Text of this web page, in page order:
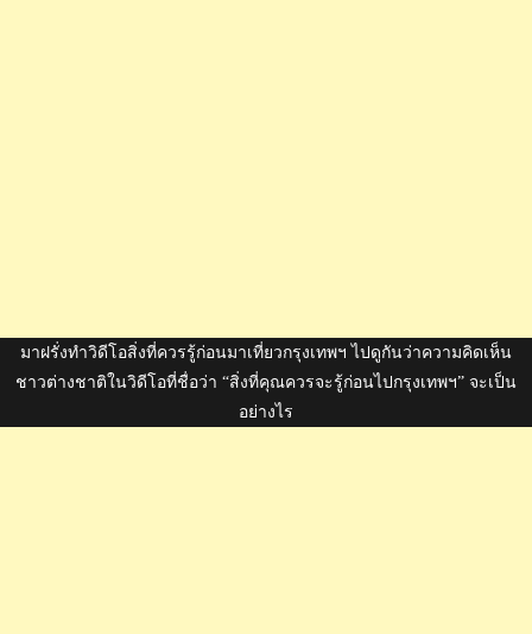
มาฝรั่งทำวิดีโอสิ่งที่ควรรู้ก่อนมาเที่ยวกรุงเทพฯ ไปดูกันว่าความคิดเห็น
ชาวต่างชาติในวิดีโอที่ชื่อว่า “สิ่งที่คุณควรจะรู้ก่อนไปกรุงเทพฯ” จะเป็น
อย่างไร